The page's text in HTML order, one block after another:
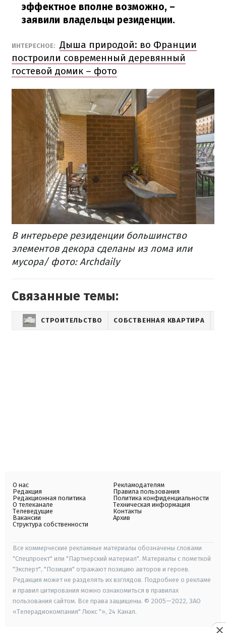
эффектное вполне возможно, –
заявили владельцы резиденции.
ИНТЕРЕСНОЕ: Дыша природой: во Франции
построили современный деревянный
гостевой домик – фото
В интерьере резиденции большинство
элементов декора сделаны из лома или
мусора/ фото: Archdaily
Связанные темы:
СТРОИТЕЛЬСТВО СОБСТВЕННАЯ КВАРТИРА
О нас
Редакция
Редакционная политика
О телеканале
Телеведущие
Вакансии
Структура собственности
Рекламодателям
Правила пользования
Политика конфиденциальности
Техническая информация
Контакты
Архив
Все коммерческие рекламные материалы обозначены словами
"Спецпроект" или "Партнерский материал". Материалы с пометкой
"Эксперт", "Позиция" отражают позицию авторов и героев.
Редакция может не разделять их взглядов. Подробнее о рекламе
и правил цитирования можно ознакомиться в правилах
пользования сайтом. Все права защищены. © 2005—2022, ЗАО
«Телерадиокомпания" Люкс "», 24 Канал.